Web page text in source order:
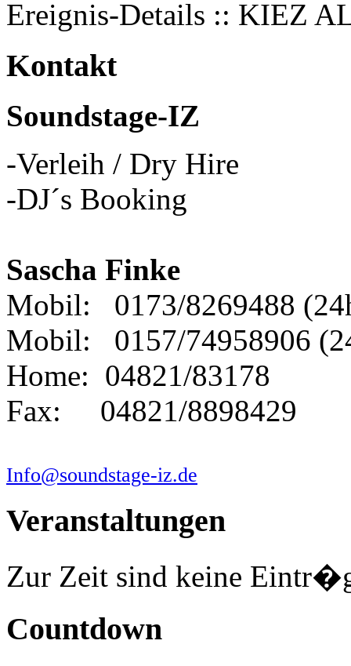
Ereignis-Details :: KIEZ
Kontakt
Soundstage-IZ
-Verleih / Dry Hire
-DJ´s Booking
Sascha Finke
Mobil: 0173/8269488
Mobil: 0157/74958906
Home: 04821/83178
Fax: 04821/8898429
Info@soundstage-iz.de
Veranstaltungen
Zur Zeit sind keine
Countdown